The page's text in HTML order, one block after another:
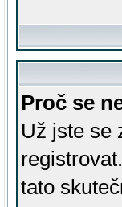
Proč se
Už jste se
tato